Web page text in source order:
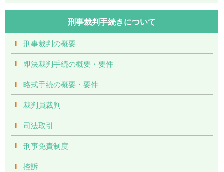
刑事裁判手続きについて
刑事裁判の概要
即決裁判手続の概要・要件
略式手続の概要・要件
裁判員裁判
司法取引
刑事免責制度
控訴